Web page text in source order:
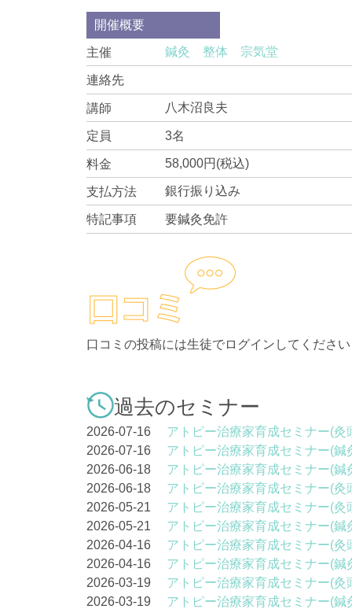
開催概要
主催 鍼灸 整体 宗気堂
連絡先
講師 八木沼良夫
定員 3名
料金 58,000円(税込)
支払方法 銀行振り込み
特記事項 要鍼灸免許
口コミの投稿には生徒でログインしてください
過去のセミナー
2026-07-16 アトピー治療家育成セミナー(灸
2026-07-16 アトピー治療家育成セミナー(鍼
2026-06-18 アトピー治療家育成セミナー(鍼
2026-06-18 アトピー治療家育成セミナー(灸
2026-05-21 アトピー治療家育成セミナー(灸
2026-05-21 アトピー治療家育成セミナー(鍼
2026-04-16 アトピー治療家育成セミナー(灸
2026-04-16 アトピー治療家育成セミナー(鍼
2026-03-19 アトピー治療家育成セミナー(灸
2026-03-19 アトピー治療家育成セミナー(鍼